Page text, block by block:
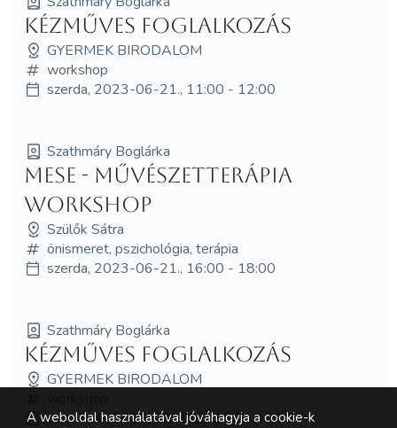
Kézműves foglalkozás
GYERMEK BIRODALOM
workshop
szerda, 2023-06-21., 11:00 - 12:00
Szathmáry Boglárka
Mese - művészetterápia
workshop
Szülők Sátra
önismeret, pszichológia, terápia
szerda, 2023-06-21., 16:00 - 18:00
Szathmáry Boglárka
Kézműves foglalkozás
GYERMEK BIRODALOM
csütörtök, 2023-06-22., 11:00 - 12:00
A weboldal használatával jóváhagyja a cookie-k